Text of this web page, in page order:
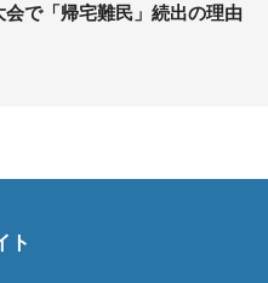
会で「帰宅難民」続出の理由
ト